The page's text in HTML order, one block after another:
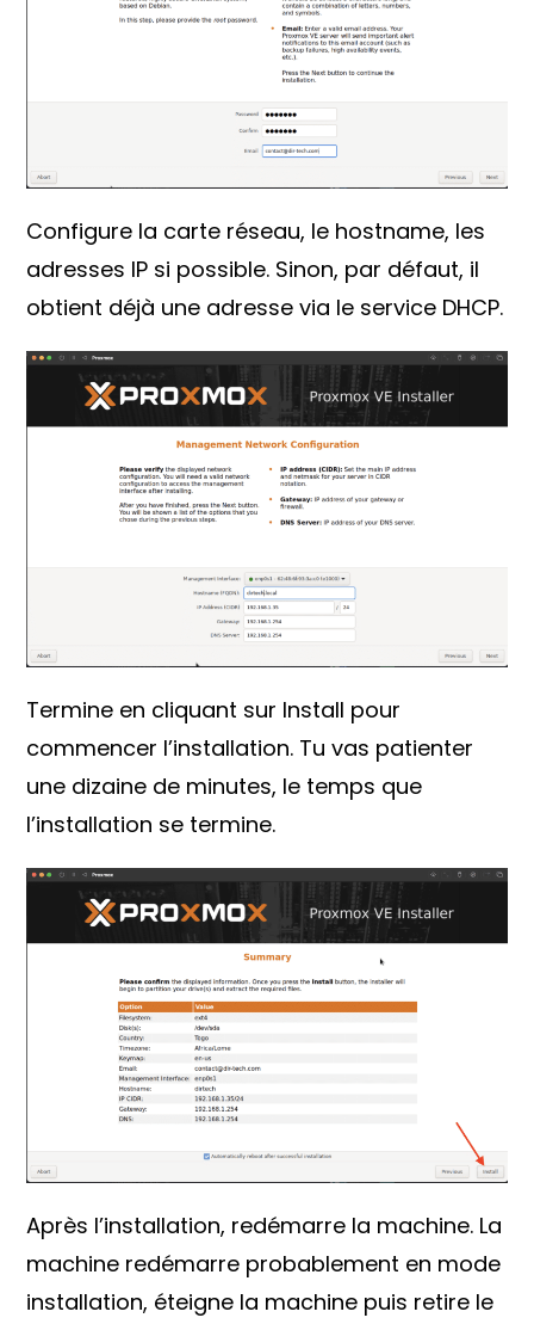
Configure la carte réseau, le hostname, les
adresses IP si possible. Sinon, par défaut, il
obtient déjà une adresse via le service DHCP.
Termine en cliquant sur Install pour
commencer l’installation. Tu vas patienter
une dizaine de minutes, le temps que
l’installation se termine.
Après l’installation, redémarre la machine. La
machine redémarre probablement en mode
installation, éteigne la machine puis retire le